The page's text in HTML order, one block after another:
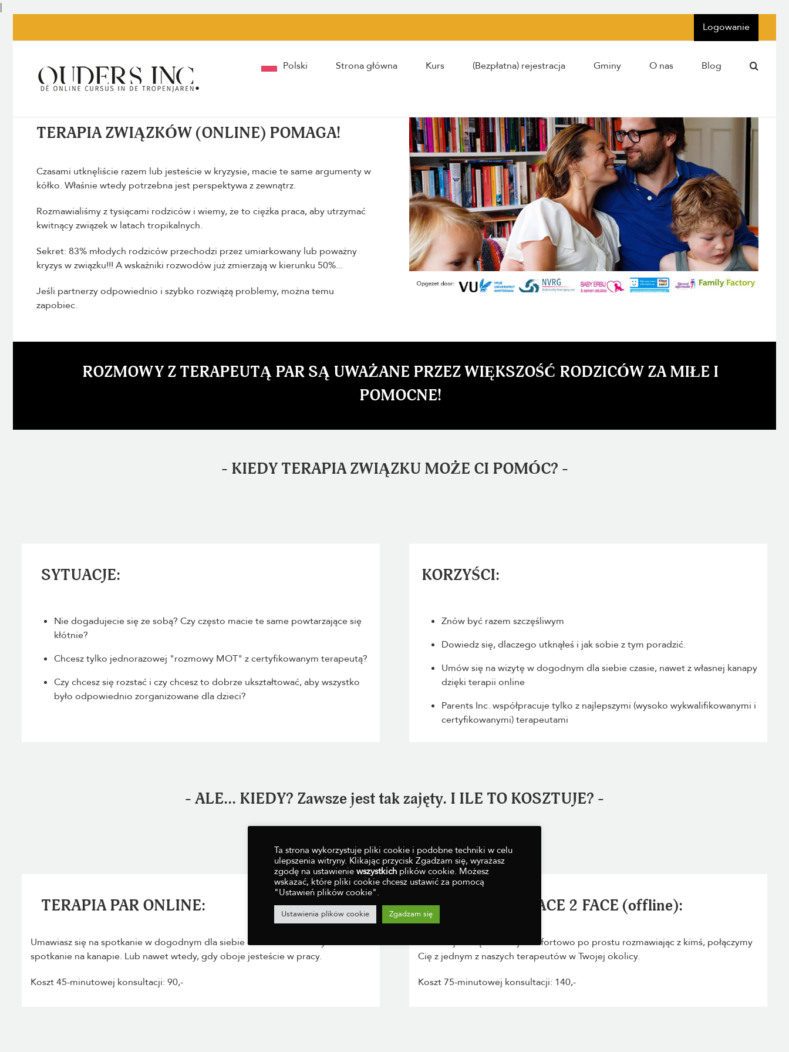
|
Logowanie
Polski Strona główna Kurs (Bezpłatna) rejestracja Gminy O nas Blog
TERAPIA ZWIĄZKÓW (ONLINE) POMAGA!
Czasami utknęliście razem lub jesteście w kryzysie, macie te same argumenty w
kółko. Właśnie wtedy potrzebna jest perspektywa z zewnątrz.
Rozmawialiśmy z tysiącami rodziców i wiemy, że to ciężka praca, aby utrzymać
kwitnący związek w latach tropikalnych.
Sekret: 83% młodych rodziców przechodzi przez umiarkowany lub poważny
kryzys w związku!!! A wskaźniki rozwodów już zmierzają w kierunku 50%...
Jeśli partnerzy odpowiednio i szybko rozwiążą problemy, można temu
zapobiec.
ROZMOWY Z TERAPEUTĄ PAR SĄ UWAŻANE PRZEZ WIĘKSZOŚĆ RODZICÓW ZA MIŁE I
POMOCNE!
- KIEDY TERAPIA ZWIĄZKU MOŻE CI POMÓC? -
SYTUACJE:
Nie dogadujecie się ze sobą? Czy często macie te same powtarzające się
kłótnie?
Chcesz tylko jednorazowej "rozmowy MOT" z certyfikowanym terapeutą?
Czy chcesz się rozstać i czy chcesz to dobrze ukształtować, aby wszystko
było odpowiednio zorganizowane dla dzieci?
KORZYŚCI:
Znów być razem szczęśliwym
Dowiedz się, dlaczego utknąłeś i jak sobie z tym poradzić.
Umów się na wizytę w dogodnym dla siebie czasie, nawet z własnej kanapy
dzięki terapii online
Parents Inc. współpracuje tylko z najlepszymi (wysoko wykwalifikowanymi i
certyfikowanymi) terapeutami
- ALE... KIEDY? Zawsze jest tak zajęty. I ILE TO KOSZTUJE? -
TERAPIA PAR ONLINE:
Umawiasz się na spotkanie w dogodnym dla siebie czasie. Może to być
spotkanie na kanapie. Lub nawet wtedy, gdy oboje jesteście w pracy.
Koszt 45-minutowej konsultacji: 90,-
RELATERAPIA FACE 2 FACE (offline):
Jeśli czujesz się bardziej komfortowo po prostu rozmawiając z kimś, połączymy
Cię z jednym z naszych terapeutów w Twojej okolicy.
Koszt 75-minutowej konsultacji: 140,-
Ta strona wykorzystuje pliki cookie i podobne techniki w celu
ulepszenia witryny. Klikając przycisk Zgadzam się, wyrażasz
zgodę na ustawienie wszystkich plików cookie. Możesz
wskazać, które pliki cookie chcesz ustawić za pomocą
"Ustawień plików cookie".
Ustawienia plików cookie Zgadzam się